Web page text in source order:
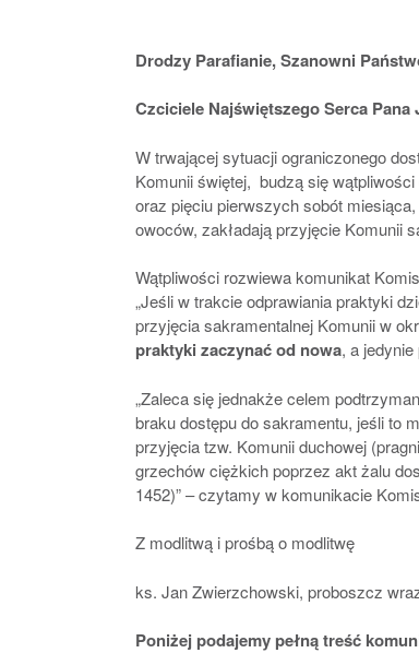
Drodzy Parafianie, Szanowni
Czciciele Najświętszego Serca
W trwającej sytuacji ograniczonego
Komunii świętej, budzą się
oraz pięciu pierwszych sobót
owoców, zakładają przyjęcie Komunii
Wątpliwości rozwiewa komunikat
„Jeśli w trakcie odprawiania praktyki
przyjęcia sakramentalnej Komunii w
praktyki zaczynać od nowa, a
„Zaleca się jednakże celem
braku dostępu do sakramentu, jeśli to
przyjęcia tzw. Komunii duchowej
grzechów ciężkich poprzez akt żalu
1452)” – czytamy w komunikacie
Z modlitwą i prośbą o modlitwę
ks. Jan Zwierzchowski, proboszcz
Poniżej podajemy pełną treść